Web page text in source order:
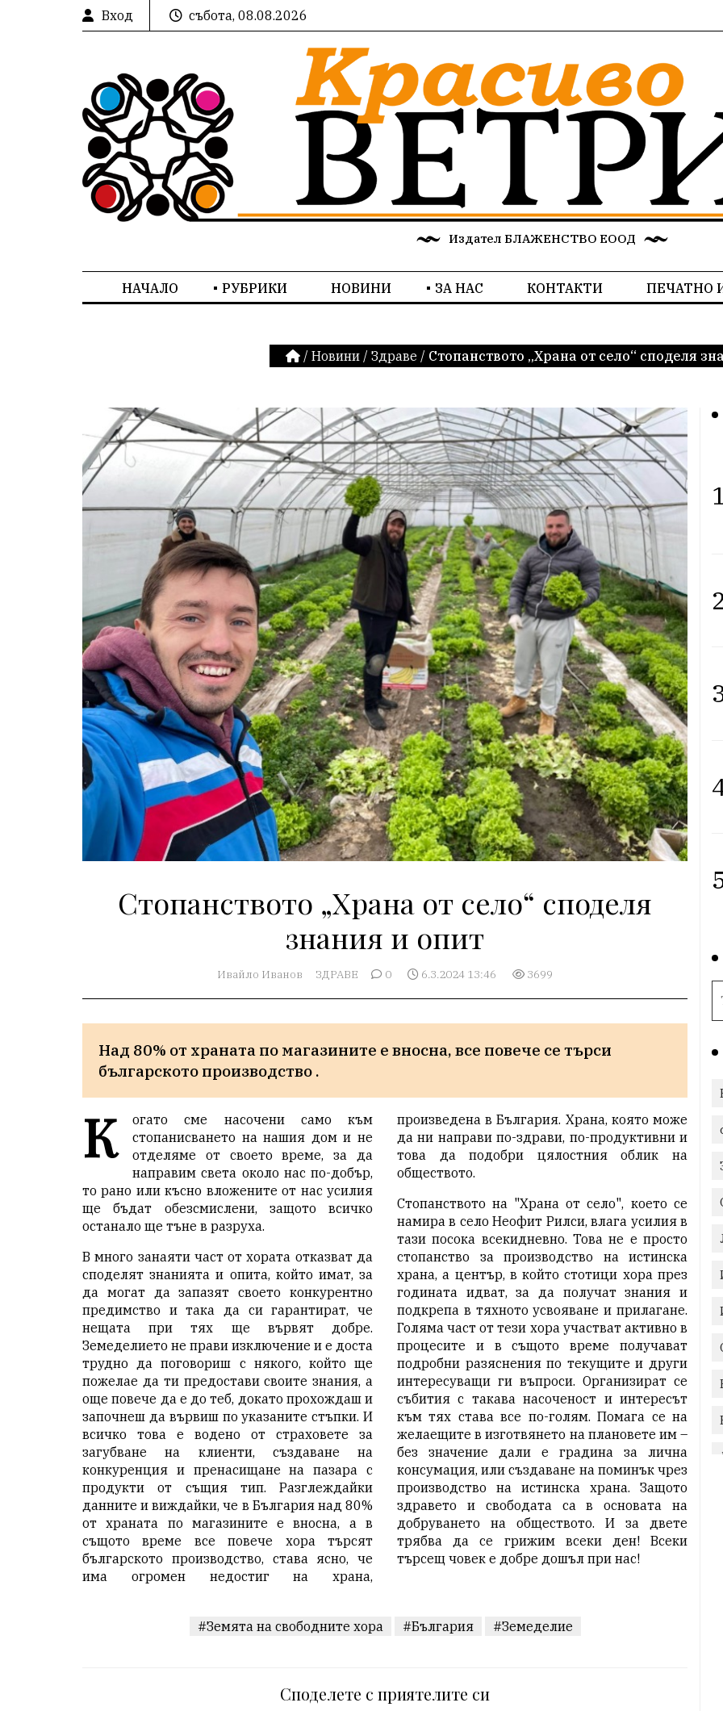
Вход събота, 08.08.2026
Издател БЛАЖЕНСТВО ЕООД
НАЧАЛО РУБРИКИ НОВИНИ ЗА НАС КОНТАКТИ ПЕЧАТНО
/ Новини / Здраве / Стопанството „Храна от село“ споделя
Стопанството „Храна от село“ споделя
знания и опит
Ивайло Иванов ЗДРАВЕ 0 6.3.2024 13:46 3699
Над 80% от храната по магазините е вносна, все повече се търси
К
огато сме насочени само към
стопанисването на нашия дом и не
отделяме от своето време, за да
направим света около нас по-добър,
то рано или късно вложените от нас усилия
ще бъдат обезсмислени, защото всичко
останало ще тъне в разруха.
В много занаяти част от хората отказват да
споделят знанията и опита, който имат, за
да могат да запазят своето конкурентно
предимство и така да си гарантират, че
нещата при тях ще вървят добре.
Земеделието не прави изключение и е доста
трудно да поговориш с някого, който ще
пожелае да ти предостави своите знания, а
още повече да е до теб, докато прохождаш и
започнеш да вървиш по указаните стъпки. И
всичко това е водено от страховете за
загубване на клиенти, създаване на
конкуренция и пренасищане на пазара с
продукти от същия тип. Разглеждайки
данните и виждайки, че в България над 80%
от храната по магазините е вносна, а в
същото време все повече хора търсят
българското производство, става ясно, че
има огромен недостиг на храна,
произведена в България. Храна, която може
да ни направи по-здрави, по-продуктивни и
това да подобри цялостния облик на
обществото.
Стопанството на "Храна от село", което се
намира в село Неофит Рилси, влага усилия в
тази посока всекидневно. Това не е просто
стопанство за производство на истинска
храна, а център, в който стотици хора през
годината идват, за да получат знания и
подкрепа в тяхното усвояване и прилагане.
Голяма част от тези хора участват активно в
процесите и в същото време получават
подробни разяснения по текущите и други
интересуващи ги въпроси. Организират се
събития с такава насоченост и интересът
към тях става все по-голям. Помага се на
желаещите в изготвянето на плановете им –
без значение дали е градина за лична
консумация, или създаване на поминък чрез
производство на истинска храна. Защото
здравето и свободата са в основата на
добруването на обществото. И за двете
трябва да се грижим всеки ден! Всеки
търсещ човек е добре дошъл при нас!
#Земята на свободните хора #България #Земеделие
Споделете с приятелите си